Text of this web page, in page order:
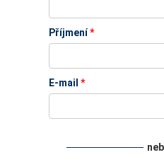
Příjmení*
E-mail *